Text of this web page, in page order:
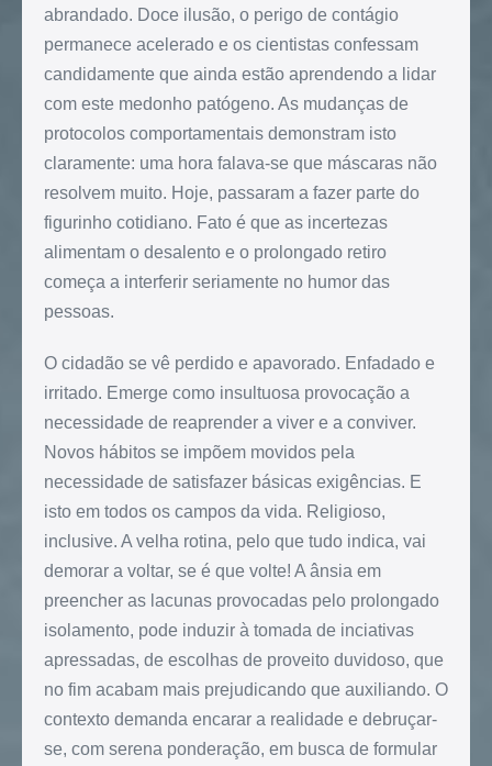
abrandado. Doce ilusão, o perigo de contágio
permanece acelerado e os cientistas confessam
candidamente que ainda estão aprendendo a lidar
com este medonho patógeno. As mudanças de
protocolos comportamentais demonstram isto
claramente: uma hora falava-se que máscaras não
resolvem muito. Hoje, passaram a fazer parte do
figurinho cotidiano. Fato é que as incertezas
alimentam o desalento e o prolongado retiro
começa a interferir seriamente no humor das
pessoas.
O cidadão se vê perdido e apavorado. Enfadado e
irritado. Emerge como insultuosa provocação a
necessidade de reaprender a viver e a conviver.
Novos hábitos se impõem movidos pela
necessidade de satisfazer básicas exigências. E
isto em todos os campos da vida. Religioso,
inclusive. A velha rotina, pelo que tudo indica, vai
demorar a voltar, se é que volte! A ânsia em
preencher as lacunas provocadas pelo prolongado
isolamento, pode induzir à tomada de inciativas
apressadas, de escolhas de proveito duvidoso, que
no fim acabam mais prejudicando que auxiliando. O
contexto demanda encarar a realidade e debruçar-
se, com serena ponderação, em busca de formular